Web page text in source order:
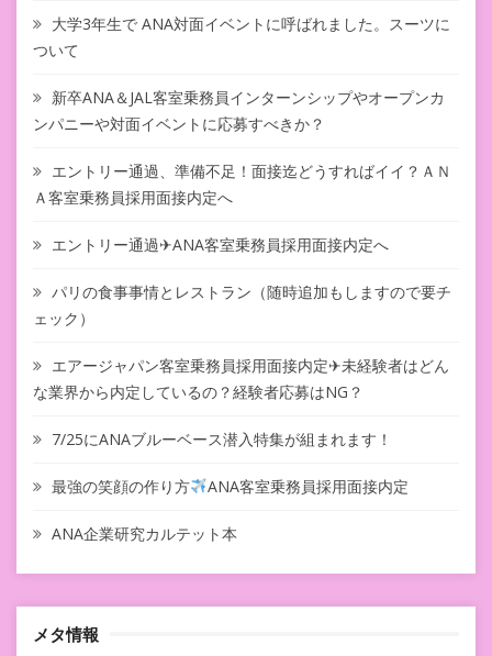
大学3年生で ANA対面イベントに呼ばれました。スーツに
ついて
新卒ANA＆JAL客室乗務員インターンシップやオープンカ
ンパニーや対面イベントに応募すべきか？
エントリー通過、準備不足！面接迄どうすればイイ？ＡＮ
Ａ客室乗務員採用面接内定へ
エントリー通過✈ANA客室乗務員採用面接内定へ
パリの食事事情とレストラン（随時追加もしますので要チ
ェック）
エアージャパン客室乗務員採用面接内定✈未経験者はどん
な業界から内定しているの？経験者応募はNG？
7/25にANAブルーベース潜入特集が組まれます！
最強の笑顔の作り方 ANA客室乗務員採用面接内定
ANA企業研究カルテット本
メタ情報